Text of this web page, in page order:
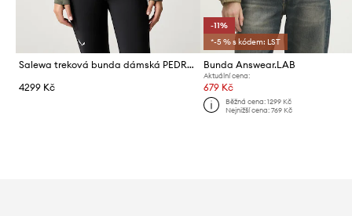
Salewa treková bunda dámská PEDROC
4299 Kč
-11%
*-5 % s kódem: LST
Bunda Answear.LAB
Aktuální cena:
679 Kč
Běžná cena: 1299 Kč
Nejnižší cena: 769 Kč